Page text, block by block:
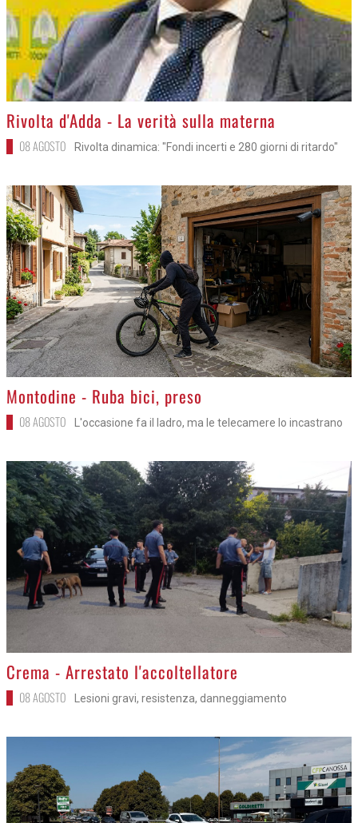
>
Rivolta d'Adda - La verità sulla materna
08 AGOSTO Rivolta dinamica: "Fondi incerti e 280 giorni di ritardo"
>Montodine - Ruba bici, preso
08 AGOSTO L'occasione fa il ladro, ma le telecamere lo incastrano
>
Crema - Arrestato l'accoltellatore
08 AGOSTO Lesioni gravi, resistenza, danneggiamento